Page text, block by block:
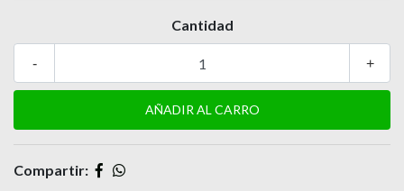
Cantidad
+
-
Compartir: